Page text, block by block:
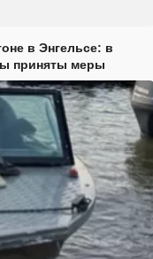
в Энгельсе: в
приняты меры